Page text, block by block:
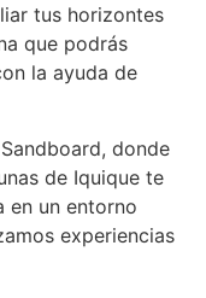
tus horizontes
que podrás
la ayuda de
donde
de Iquique te
en un entorno
experiencias